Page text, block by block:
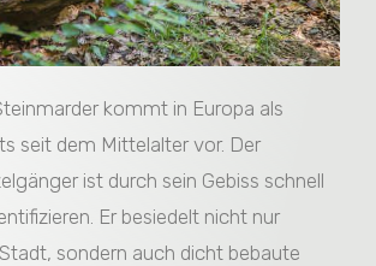
kommt in Europa als
seit dem Mittelalter vor. Der
ist durch sein Gebiss schnell
Er besiedelt nicht nur
sondern auch dicht bebaute